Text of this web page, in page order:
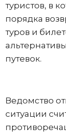
туристов, в
порядка
туров и
путевок.
Ведомство
ситуации